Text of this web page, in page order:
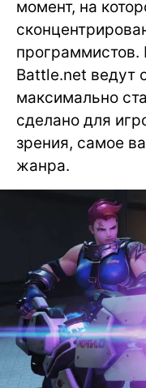
момент, на
Battle.net ведут
максимально
сделано для
зрения, самое
жанра.